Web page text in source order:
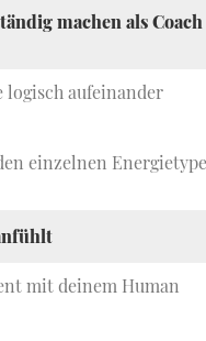
machen als Coach
logisch aufeinander
einzelnen
mit deinem Human